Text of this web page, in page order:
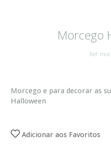
Morcego
Ref:
Morcego e para decorar as
Halloween
Adicionar aos Favoritos